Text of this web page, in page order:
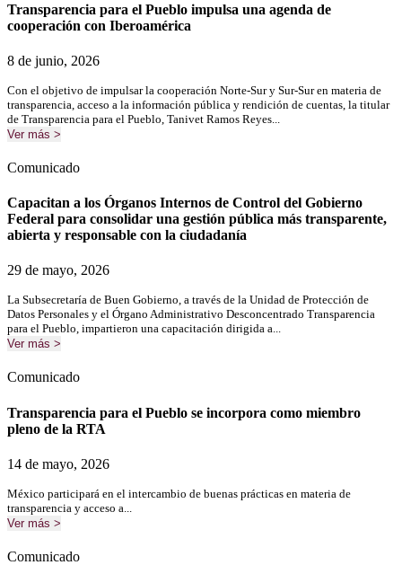
Transparencia para el Pueblo impulsa una agenda de
cooperación con Iberoamérica
8 de junio, 2026
Con el objetivo de impulsar la cooperación Norte-Sur y Sur-Sur en materia de
transparencia, acceso a la información pública y rendición de cuentas, la titular
de Transparencia para el Pueblo, Tanivet Ramos Reyes...
Ver más >
Comunicado
Capacitan a los Órganos Internos de Control del Gobierno
Federal para consolidar una gestión pública más transparente,
abierta y responsable con la ciudadanía
29 de mayo, 2026
La Subsecretaría de Buen Gobierno, a través de la Unidad de Protección de
Datos Personales y el Órgano Administrativo Desconcentrado Transparencia
para el Pueblo, impartieron una capacitación dirigida a...
Ver más >
Comunicado
Transparencia para el Pueblo se incorpora como miembro
pleno de la RTA
14 de mayo, 2026
México participará en el intercambio de buenas prácticas en materia de
transparencia y acceso a...
Ver más >
Comunicado